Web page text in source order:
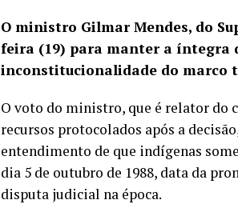
O ministro Gilmar Mendes, do
feira (19) para manter a íntegra
inconstitucionalidade do marco
O voto do ministro, que é relator
recursos protocolados após a
entendimento de que indígenas
dia 5 de outubro de 1988, data da
disputa judicial na época.